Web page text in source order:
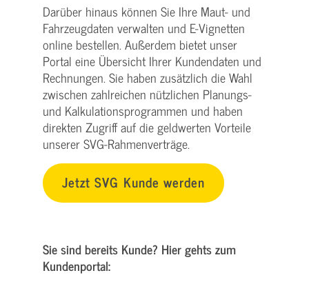
Darüber hinaus können Sie Ihre Maut- und
Fahrzeugdaten verwalten und E-Vignetten
online bestellen. Außerdem bietet unser
Portal eine Übersicht Ihrer Kundendaten und
Rechnungen. Sie haben zusätzlich die Wahl
zwischen zahlreichen nützlichen Planungs-
und Kalkulationsprogrammen und haben
direkten Zugriff auf die geldwerten Vorteile
unserer SVG-Rahmenverträge.
Jetzt SVG Kunde werden
Sie sind bereits Kunde? Hier gehts zum
Kundenportal: